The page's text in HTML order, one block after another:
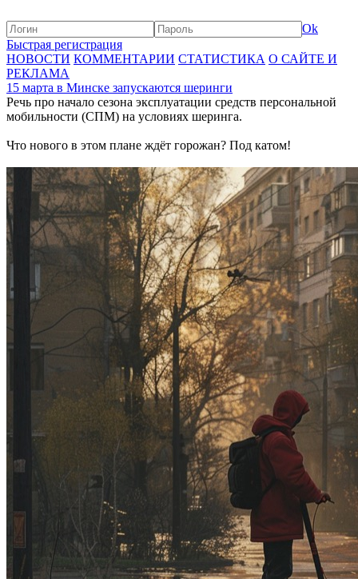
Ok
Быстрая регистрация
НОВОСТИ КОММЕНТАРИИ СТАТИСТИКА О САЙТЕ И
РЕКЛАМА
15 марта в Минске запускаются шеринги
Речь про начало сезона эксплуатации средств персональной
мобильности (СПМ) на условиях шеринга.
Что нового в этом плане ждёт горожан? Под катом!